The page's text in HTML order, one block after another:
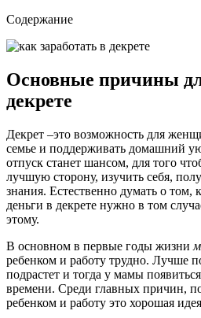
Содержание
Основные причины
декрете
Декрет –это возможность для
семье и поддерживать домашний
отпуск станет шансом, для того
лучшую сторону, изучить себя,
знания. Естественно думать о том,
деньги в декрете нужно в том
этому.
В основном в первые годы жизни
ребенком и работу трудно. Лучше
подрастет и тогда у мамы
времени. Среди главных причин,
ребенком и работу это хорошая